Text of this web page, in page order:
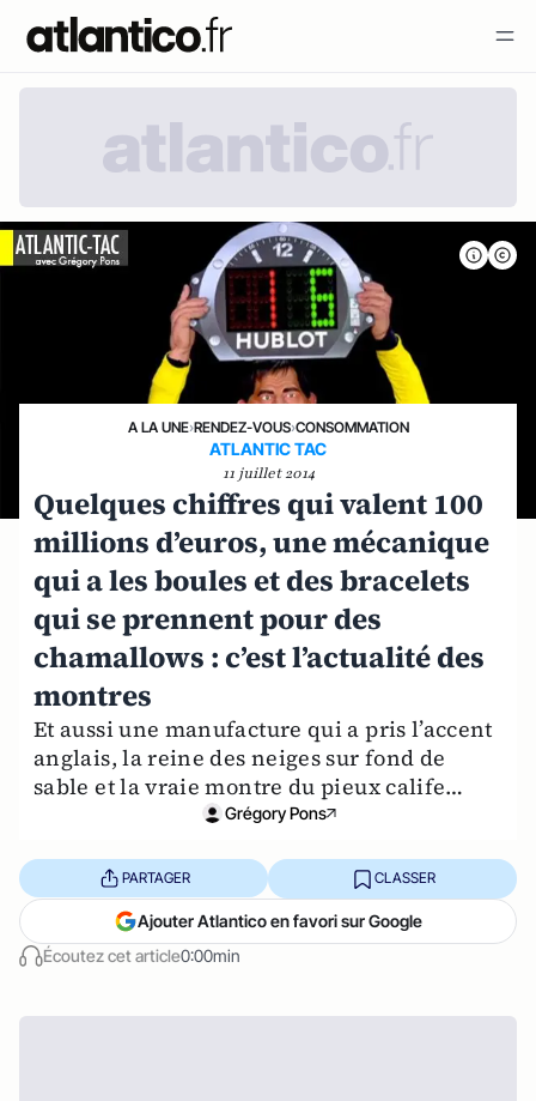
A LA UNE›RENDEZ-VOUS›CONSOMMATION
ATLANTIC TAC
11 juillet 2014
Quelques chiffres qui valent 100
millions d’euros, une mécanique
qui a les boules et des bracelets
qui se prennent pour des
chamallows : c’est l’actualité des
montres
Et aussi une manufacture qui a pris l’accent
anglais, la reine des neiges sur fond de
sable et la vraie montre du pieux calife…
Grégory Pons
Écoutez cet article0:00min
PARTAGER CLASSER
Ajouter Atlantico en favori sur Google